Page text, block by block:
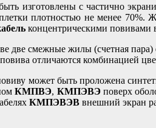
изготовлены с частично
плотностью не менее
концентрическими повивами
две смежные жилы (счетная пара)
отличаются комбинацией
может быть проложена
КМПВЭ, КМПЭВЭповерх
КМПЭВЭВ внешний экран